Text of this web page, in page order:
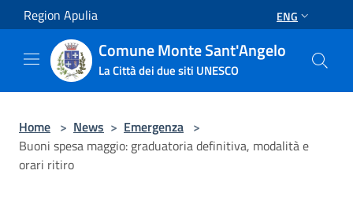
Salta al contenuto principale
Region Apulia ENG
Comune Monte Sant'Angelo
La Città dei due siti UNESCO
Home > News > Emergenza >
Buoni spesa maggio: graduatoria definitiva, modalità e
orari ritiro